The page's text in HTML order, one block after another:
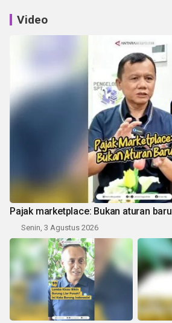
Video
Pajak marketplace: Bukan aturan baru
Senin, 3 Agustus 2026